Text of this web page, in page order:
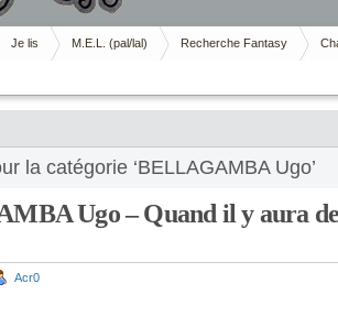
Je lis M.E.L. (pal/lal) Recherche Fantasy
la catégorie ‘BELLAGAMBA Ugo’
Ugo – Quand il y aura
Acr0